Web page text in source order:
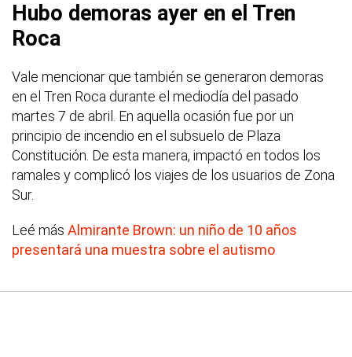
Hubo demoras ayer en el Tren
Roca
Vale mencionar que también se generaron demoras
en el Tren Roca durante el mediodía del pasado
martes 7 de abril. En aquella ocasión fue por un
principio de incendio en el subsuelo de Plaza
Constitución. De esta manera, impactó en todos los
ramales y complicó los viajes de los usuarios de Zona
Sur.
Leé más Almirante Brown: un niño de 10 años
presentará una muestra sobre el autismo